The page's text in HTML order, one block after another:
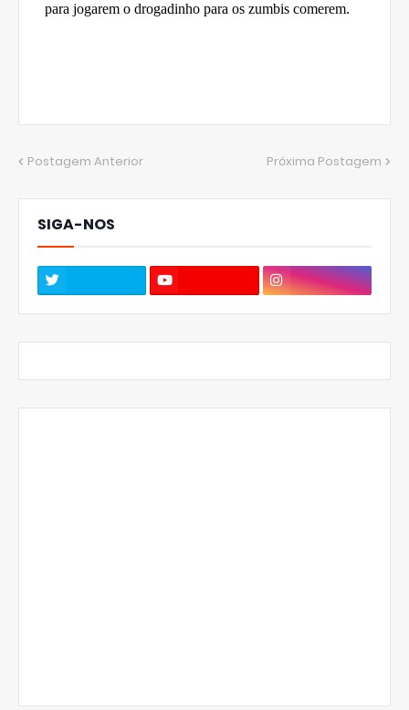
Postagem Anterior Próxima Postagem
SIGA-NOS